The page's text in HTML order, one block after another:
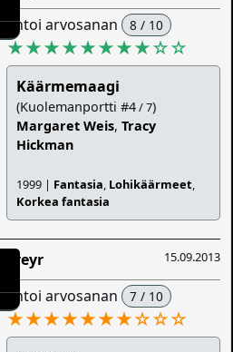
antoi arvosanan 8 / 10
★★★★★★★★☆☆
Käärmemaagi
(Kuolemanportti #4/ 7)
Margaret Weis,Tracy
Hickman
1999 | Fantasia, Lohikäärmeet,
Korkea fantasia
15.09.2013
Freyr
antoi arvosanan 7 / 10
★★★★★★★☆☆☆